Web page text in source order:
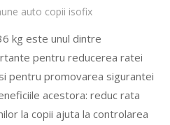
auto copii isofix
kg este unul dintre
pentru reducerea ratei
pentru promovarea sigurantei
acestora: reduc rata
la copii ajuta la controlarea